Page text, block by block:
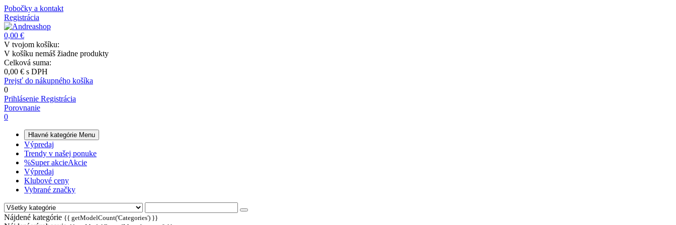
Pobočky a kontakt
Registrácia
0,00 €
V tvojom košíku:
V košíku nemáš žiadne produkty
Celková suma:
0,00 € s DPH
Prejsť do nákupného košíka
0
Prihlásenie Registrácia
Porovnanie
0
Hlavné kategórie Menu
Výpredaj
Trendy v našej ponuke
%Super akcieAkcie
Výpredaj
Klubové ceny
Vybrané značky
Nájdené kategórie {{ getModelCount('Categories') }}